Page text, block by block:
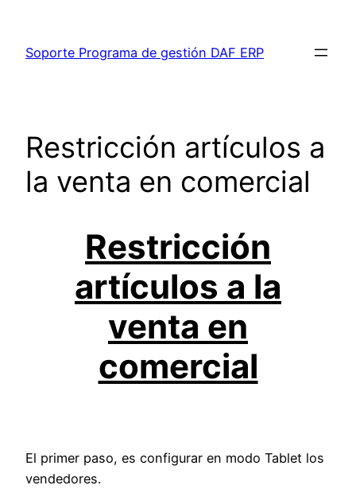
contenido
Soporte Programa de gestión DAF ERP
Restricción artículos a
la venta en comercial
Restricción
artículos a la
venta en
comercial
El primer paso, es configurar en modo Tablet los
vendedores.